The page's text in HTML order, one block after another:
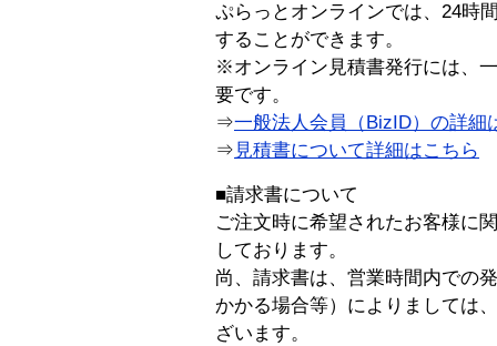
ぷらっとオンラインでは、24時
することができます。
※オンライン見積書発行には、
要です。
⇒一般法人会員（BizID）の詳細
⇒ 見積書について詳細はこちら
■請求書について
ご注文時に希望されたお客様に
しております。
尚、請求書は、営業時間内での
かかる場合等）によりましては
ざいます。